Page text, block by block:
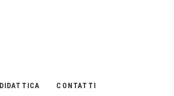
DIDATTICA CONTATTI